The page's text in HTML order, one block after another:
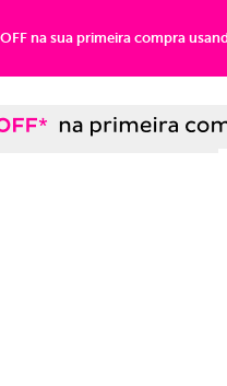
na sua primeira compra